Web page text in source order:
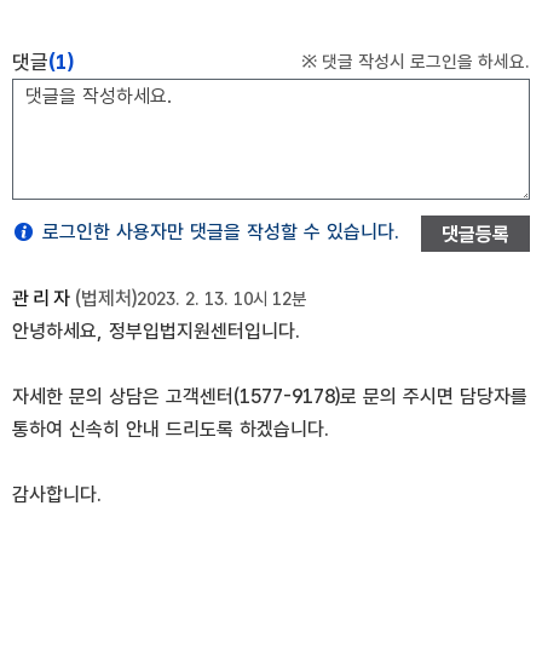
댓글(1) ※ 댓글 작성시 로그인을 하세요.
로그인한 사용자만 댓글을 작성할 수 있습니다. 댓글등록
관리자 (법제처)2023. 2. 13. 10시 12분
안녕하세요, 정부입법지원센터입니다.
자세한 문의 상담은 고객센터(1577-9178)로 문의 주시면 담당자를
통하여 신속히 안내 드리도록 하겠습니다.
감사합니다.